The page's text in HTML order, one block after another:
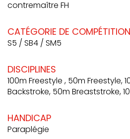
contremaître FH
CATÉGORIE DE COMPÉTITION
S5 / SB4 / SM5
DISCIPLINES
100m Freestyle , 50m Freestyle,
Backstroke, 50m Breaststroke,
HANDICAP
Paraplégie